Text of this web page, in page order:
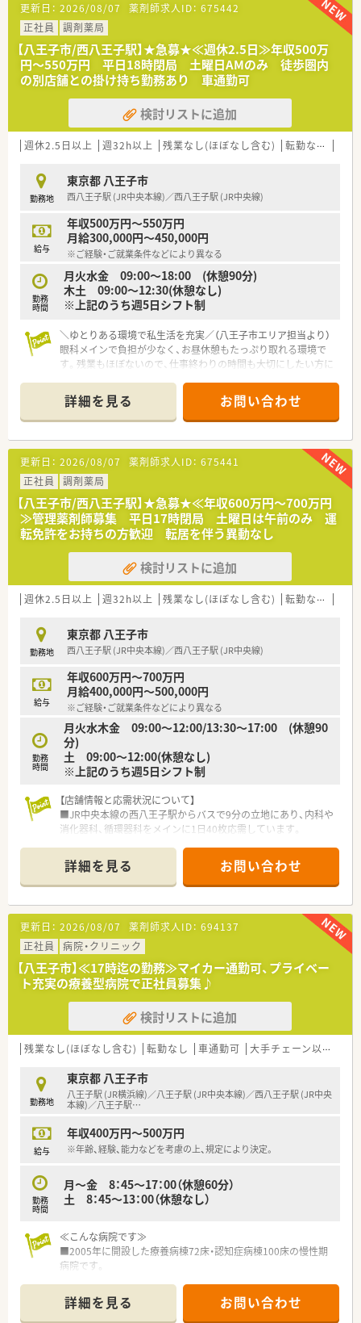
■日用品から常備薬まで、従業員割引制度など嬉しいメリットも
たくさんあります！
更新日： 2026/08/07 薬剤師求人ID： 675442
正社員
調剤薬局
【八王子市/西八王子駅】★急募★≪週休2.5日≫年収500万
円～550万円 平日18時閉局 土曜日AMのみ 徒歩圏内
の別店舗との掛け持ち勤務あり 車通勤可
検討リストに追加
週休2.5日以上 週32h以上 残業なし(ほぼなし含む) 転勤なし
勤務地
東京都 八王子市
西八王子駅 (JR中央本線)／西八王子駅 (JR中央線)
給与
年収500万円～550万円
月給300,000円～450,000円
※ご経験・ご就業条件などにより異なる
勤務
時間
月火水金 09:00～18:00 (休憩90分)
木土 09:00～12:30(休憩なし)
※上記のうち週5日シフト制
＼ゆとりある環境で私生活を充実／（八王子市エリア担当より）
眼科メインで負担が少なく、お昼休憩もたっぷり取れる環境で
す。残業もほぼないので、仕事終わりの時間も大切にしたい方に
＊------------------------------------------＊
【店舗情報と応需状況について】
■近隣の眼科クリニックをメインに応需しており、処方箋の枚数
は1日平均50枚程度と落ち着いたペースで業務に励めます。
■眼科の処方は点眼薬が中心で重たい薬剤が少ないため、調剤や
監査の際の身体的な負担が非常に少なく働きやすい環境です。
■JR中央線の西八王子駅からバスで15分ほどの場所に位置して
おり、マイカーでの通勤も可能なので日々の通いも快適です。
【募集背景と求める人物像について】
■今後の安定した店舗運営に向けた定期採用として、即戦力とな
って活躍いただける正社員の薬剤師の方を募集しております。
■一人薬剤師としての勤務も柔軟に対応でき、日々変化する業界
の中で自ら創意工夫を凝らして行動できる方を求めています。
■店舗間の移動や社用車の運転を伴うため、普通自動車運転免許
【勤務実態について】
■開局時間は夕方18時までとなっており、残業もほとんど発生
しないため、夜のプライベートな時間を大切に過ごせます。
■週休2.5日以上の休日が確保されているほか、夏季休暇5日や年
末年始休暇6日など、年間を通してリフレッシュ可能です。
■土曜日の勤務は午前中のみとなっており、週末の午後から時間
を有効活用できるため、家族や友人との予定も立てやすいです。
【法人特徴について】
■東京都八王子市内に特化して3店舗を展開しているため、無理
す。
■駅前やクリニックビルなど多種多様な店舗形態を運営してお
り、地域に根差した薬局経営を長年続けている安定企業です。
り、業務と休憩の時間を明確に分ける社風が浸透しています。
詳細を見る お問い合わせ
更新日： 2026/08/07 薬剤師求人ID： 675441
正社員
調剤薬局
【八王子市/西八王子駅】★急募★≪年収600万円～700万円
≫管理薬剤師募集 平日17時閉局 土曜日は午前のみ 運
転免許をお持ちの方歓迎 転居を伴う異動なし
検討リストに追加
週休2.5日以上 週32h以上 残業なし(ほぼなし含む) 転勤なし
勤務地
東京都 八王子市
西八王子駅 (JR中央本線)／西八王子駅 (JR中央線)
給与
年収600万円～700万円
月給400,000円～500,000円
※ご経験・ご就業条件などにより異なる
勤務
時間
月火水木金 09:00～12:00/13:30～17:00 (休憩90
分)
土 09:00～12:00(休憩なし)
※上記のうち週5日シフト制
【店舗情報と応需状況について】
■JR中央本線の西八王子駅からバスで9分の立地にあり、内科や
消化器科、循環器科をメインに1日40枚応需しています。
とりの患者様に対して丁寧に向き合える環境が整っています。
■近隣のクリニックに合わせた診療科目を応需しており、糖尿病
内科やリハビリテーション科などの処方箋も扱っています。
【法人特徴について】
■八王子市内に密着して3店舗を展開しており、地域住民の健康
を支える「かかりつけ薬局」としての役割を担っています。
■駅前やクリニックビルなど多様な形態での出店を行っており、
地域ニーズに合わせた店舗運営を強みとしている会社です。
■全店舗においてお昼の時間帯に一度薬局を閉める運用を徹底
しており、従業員の休息と業務の質向上を両立させています。
【こんな方にオススメ】
■高年収を実現しながらも、残業が少なく休みの多い環境で、自
■八王子エリアで腰を据えて働きたいと考えており、地域密着型
の店舗で患者様と深く関わりたい方に強くお勧めします。
■大手企業の画一的なルールに縛られず、個人の裁量を活かして
詳細を見る お問い合わせ
更新日： 2026/08/07 薬剤師求人ID： 694137
正社員
病院・クリニック
【八王子市】≪17時迄の勤務≫マイカー通勤可、プライベー
ト充実の療養型病院で正社員募集♪
検討リストに追加
残業なし(ほぼなし含む) 転勤なし 車通勤可 大手チェーン以外
勤務地
東京都 八王子市
八王子駅 (JR横浜線)／八王子駅 (JR中央本線)／西八王子駅 (JR中央
本線)／八王子駅…
給与
年収400万円～500万円
※年齢、経験、能力などを考慮の上、規定により決定。
勤務
時間
月～金 8：45～17：00（休憩60分）
土 8：45～13：00（休憩なし）
≪こんな病院です≫
■2005年に開設した療養病棟72床・認知症病棟100床の慢性期
病院です。
■内科・精神科・リハビリテーション科を標榜、生活習慣病（高血
圧・糖尿病など）の管理や、八王子市の健診なども対応していま
詳細を見る お問い合わせ